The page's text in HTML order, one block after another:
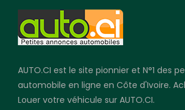
AUTO.CI est le site pionnier et N°1 des
automobile en ligne en Côte d'Ivoire.
Louer votre véhicule sur AUTO.CI.